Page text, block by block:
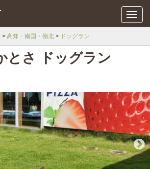
メ
ニ
高知・南国・嶺北 ドッグラン
とさ ドッグラン